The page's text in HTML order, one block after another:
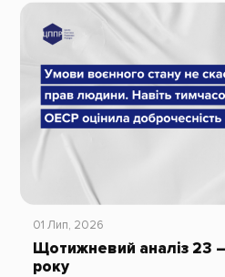
01 Лип, 2026
Щотижневий аналіз 23
року